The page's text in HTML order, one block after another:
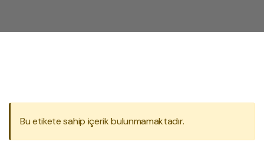
Bu etikete sahip içerik bulunmamaktadır.